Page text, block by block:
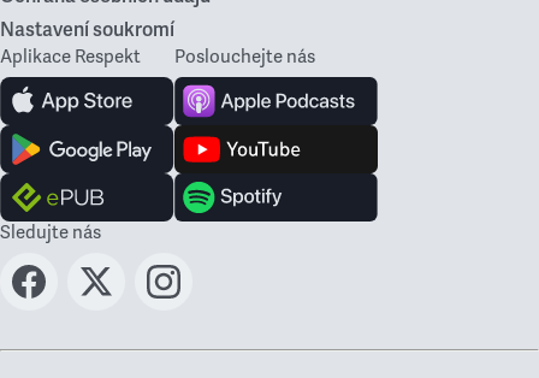
Nastavení soukromí
Aplikace Respekt Poslouchejte nás
Sledujte nás